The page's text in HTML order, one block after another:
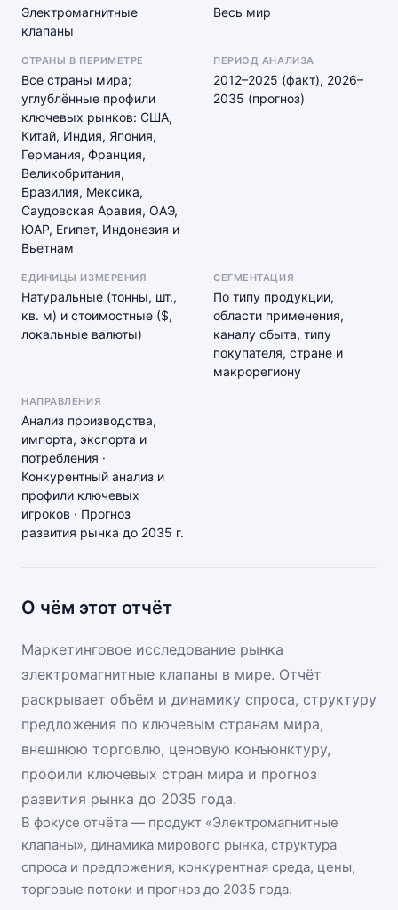
Электромагнитные
клапаны
Весь мир
СТРАНЫ В ПЕРИМЕТРЕ
Все страны мира;
углублённые профили
ключевых рынков: США,
Китай, Индия, Япония,
Германия, Франция,
Великобритания,
Бразилия, Мексика,
Саудовская Аравия, ОАЭ,
ЮАР, Египет, Индонезия и
Вьетнам
ПЕРИОД АНАЛИЗА
2012–2025 (факт), 2026–
2035 (прогноз)
ЕДИНИЦЫ ИЗМЕРЕНИЯ
Натуральные (тонны, шт.,
кв. м) и стоимостные ($,
локальные валюты)
СЕГМЕНТАЦИЯ
По типу продукции,
области применения,
каналу сбыта, типу
покупателя, стране и
макрорегиону
НАПРАВЛЕНИЯ
Анализ производства,
импорта, экспорта и
потребления ·
Конкурентный анализ и
профили ключевых
игроков · Прогноз
развития рынка до 2035 г.
О чём этот отчёт
Маркетинговое исследование рынка
электромагнитные клапаны в мире. Отчёт
раскрывает объём и динамику спроса, структуру
предложения по ключевым странам мира,
внешнюю торговлю, ценовую конъюнктуру,
профили ключевых стран мира и прогноз
развития рынка до 2035 года.
В фокусе отчёта — продукт «Электромагнитные
клапаны», динамика мирового рынка, структура
спроса и предложения, конкурентная среда, цены,
торговые потоки и прогноз до 2035 года.